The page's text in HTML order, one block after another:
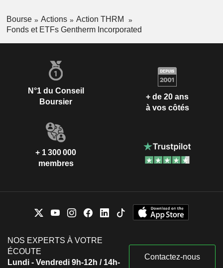
Bourse Actions
Action THRM
Fonds et ETFs Gentherm Incorporated
N°1 du Conseil
Boursier
+ de 20 ans
à vos côtés
+ 1 300 000
membres
NOS EXPERTS À VOTRE
ÉCOUTE
Lundi - Vendredi 9h-12h / 14h-
Contactez-nous